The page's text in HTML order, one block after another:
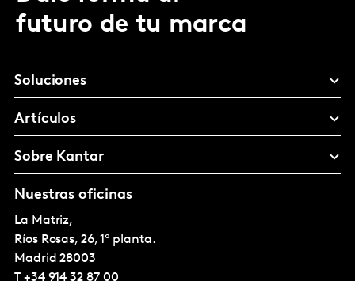
futuro de tu marca
Soluciones
Artículos
Sobre Kantar
Nuestras oficinas
La Matriz,
Ríos Rosas, 26, 1ª planta.
Madrid 28003
T +34 914 32 87 00